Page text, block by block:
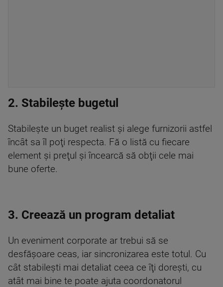
2. Stabileşte bugetul
Stabileşte un buget realist şi alege furnizorii astfel
încât sa îl poţi respecta. Fă o listă cu fiecare
element şi preţul şi încearcă să obţii cele mai
bune oferte.
3. Creează un program detaliat
Un eveniment corporate ar trebui să se
desfăşoare ceas, iar sincronizarea este totul. Cu
cât stabileşti mai detaliat ceea ce îţi doreşti, cu
atât mai bine te poate ajuta coordonatorul